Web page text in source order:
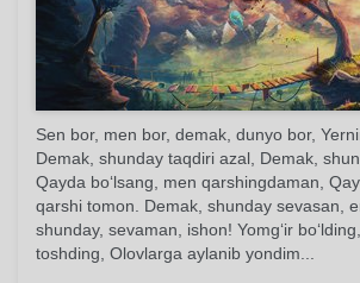
Sen bor, men bor, demak, dunyo bor,
Demak, shunday taqdiri azal, Demak,
Qayda bo‘lsang, men qarshingdaman,
qarshi tomon. Demak, shunday sevasan,
shunday, sevaman, ishon! Yomg‘ir bo‘lding,
toshding, Olovlarga aylanib yondim...